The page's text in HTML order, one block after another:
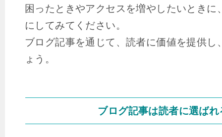
困ったときやアクセスを増やしたいときに
にしてみてください。
ブログ記事を通じて、読者に価値を提供し
ょう。
ブログ記事は読者に選ばれ